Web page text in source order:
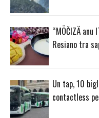
“MÖČIZÄ
Resiano tra
Un tap, 10
contactless